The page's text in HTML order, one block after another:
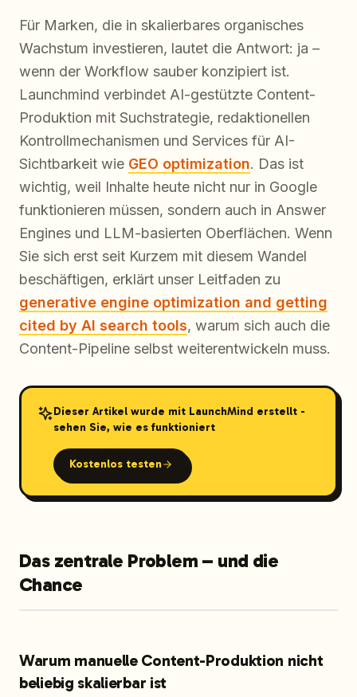
Für Marken, die in skalierbares organisches
Wachstum investieren, lautet die Antwort: ja –
wenn der Workflow sauber konzipiert ist.
Launchmind verbindet AI-gestützte Content-
Produktion mit Suchstrategie, redaktionellen
Kontrollmechanismen und Services für AI-
Sichtbarkeit wie GEO optimization. Das ist
wichtig, weil Inhalte heute nicht nur in Google
funktionieren müssen, sondern auch in Answer
Engines und LLM-basierten Oberflächen. Wenn
Sie sich erst seit Kurzem mit diesem Wandel
beschäftigen, erklärt unser Leitfaden zu
generative engine optimization and getting
cited by AI search tools, warum sich auch die
Content-Pipeline selbst weiterentwickeln muss.
Dieser Artikel wurde mit LaunchMind erstellt -
sehen Sie, wie es funktioniert
Kostenlos testen
Das zentrale Problem – und die
Chance
Warum manuelle Content-Produktion nicht
beliebig skalierbar ist